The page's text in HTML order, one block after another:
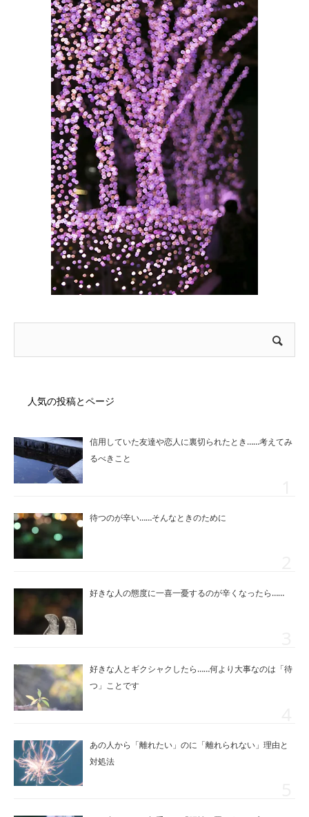
人気の投稿とページ
信用していた友達や恋人に裏切られたとき……考えてみ
るべきこと
待つのが辛い……そんなときのために
好きな人の態度に一喜一憂するのが辛くなったら……
好きな人とギクシャクしたら……何より大事なのは「待
つ」ことです
あの人から「離れたい」のに「離れられない」理由と
対処法